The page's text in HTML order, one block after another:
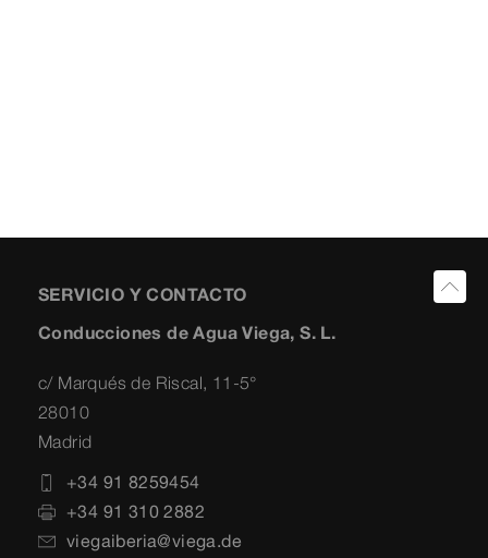
SERVICIO Y CONTACTO
Conducciones de Agua Viega, S. L.
c/ Marqués de Riscal, 11-5°
28010
Madrid
+34 91 8259454
+34 91 310 2882
viegaiberia@viega.de